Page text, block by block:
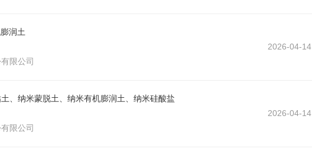
润土
2026-04-14
限公司
、纳米蒙脱土、纳米有机膨润土、纳米硅酸盐
2026-04-14
限公司